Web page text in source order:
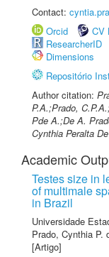
Contact:
Orcid
CV
ResearcherID
Dimensions
Repositório
Author citation:
P.A.;Prado,
Pde A.;De A.
Cynthia Peralta
Academic
Testes size in
of multimale
in Brazil
Universidade
Prado, Cynthia P.
[Artigo]